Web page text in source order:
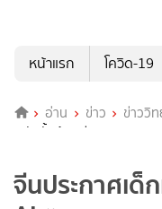
หน้าแรก
โควิด-19
อ่าน ข่าว ข่าววิท
ระดับชั้นต้องเรียน AI ตามแผนยุทธศาสตร์
จีนประกาศเด็